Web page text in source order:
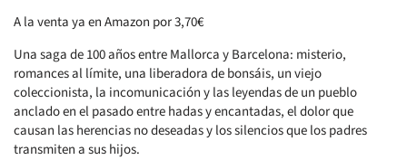
A la venta ya en Amazon por 3,70€
Una saga de 100 años entre Mallorca y Barcelona: misterio,
romances al límite, una liberadora de bonsáis, un viejo
coleccionista, la incomunicación y las leyendas de un pueblo
anclado en el pasado entre hadas y encantadas, el dolor que
causan las herencias no deseadas y los silencios que los padres
transmiten a sus hijos.